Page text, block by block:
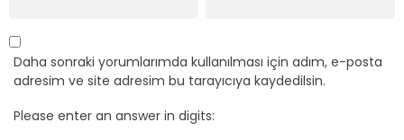
Daha sonraki yorumlarımda kullanılması için adım, e-posta
adresim ve site adresim bu tarayıcıya kaydedilsin.
Please enter an answer in digits: